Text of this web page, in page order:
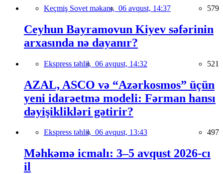
Keçmiş Sovet məkanı, 06 avqust, 14:37 579
Ceyhun Bayramovun Kiyev səfərinin
arxasında nə dayanır?
Ekspress təhlil, 06 avqust, 14:32 521
AZAL, ASCO və “Azərkosmos” üçün
yeni idarəetmə modeli: Fərman hansı
dəyişiklikləri gətirir?
Ekspress təhlil, 06 avqust, 13:43 497
Məhkəmə icmalı: 3–5 avqust 2026-cı
il